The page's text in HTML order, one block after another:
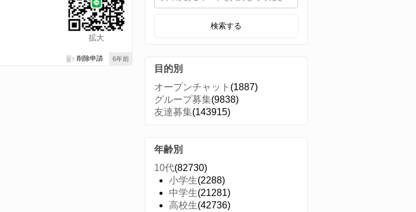
拡大
6年前
削除申請
検索する
目的別
オープンチャット (1887)
グループ募集(9838)
友達募集(143915)
年齢別
10代(82730)
小学生(2288)
中学生(21281)
高校生(42736)